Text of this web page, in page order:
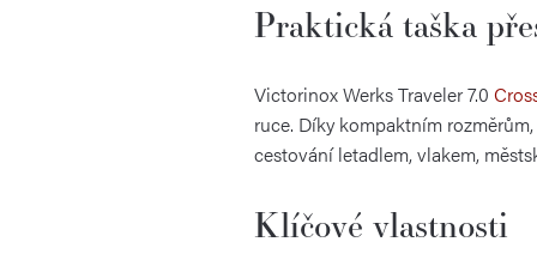
Praktická taška
Victorinox Werks Traveler 7.0
ruce. Díky kompaktním
cestování letadlem, vlakem,
Klíčové vlastnosti